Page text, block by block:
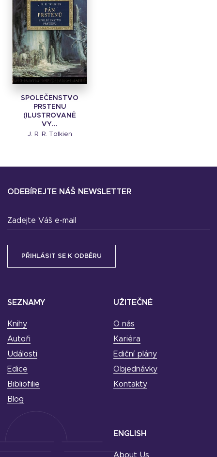
SPOLEČENSTVO
PRSTENU
(ILUSTROVANÉ
VY...
J. R. R. Tolkien
SEZNAMY
Knihy
Autoři
Události
Edice
Bibliofilie
Blog
UŽITEČNÉ
O nás
Kariéra
Ediční plány
Objednávky
Kontakty
ODEBÍREJTE NÁŠ NEWSLETTER
Zadejte Váš e-mail
ENGLISH
About Us